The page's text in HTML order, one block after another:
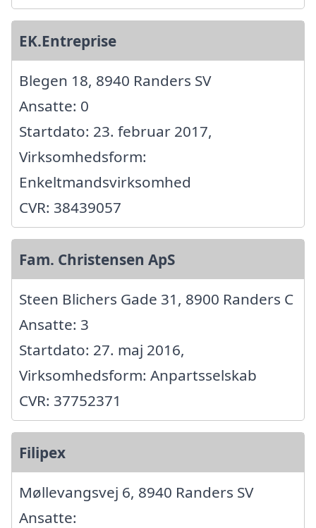
EK.Entreprise
Blegen 18, 8940 Randers SV
Ansatte: 0
Startdato: 23. februar 2017,
Virksomhedsform:
Enkeltmandsvirksomhed
CVR: 38439057
Fam. Christensen ApS
Steen Blichers Gade 31, 8900 Randers C
Ansatte: 3
Startdato: 27. maj 2016,
Virksomhedsform: Anpartsselskab
CVR: 37752371
Filipex
Møllevangsvej 6, 8940 Randers SV
Ansatte: